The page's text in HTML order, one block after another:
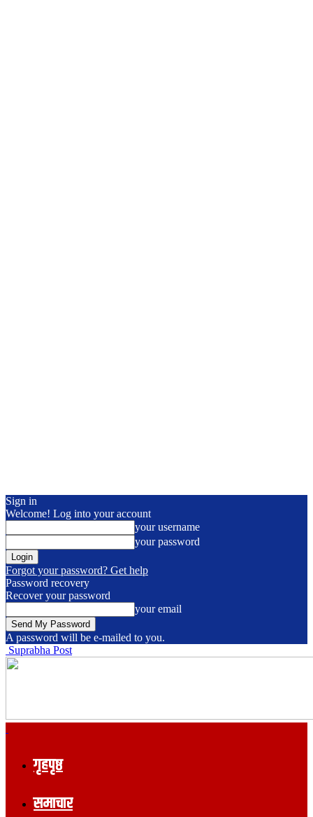
Sign in
Welcome! Log into your account
your username
your password
Forgot your password? Get help
Password recovery
Recover your password
your email
A password will be e-mailed to you.
Suprabha Post
गृहपृष्ठ
समाचार